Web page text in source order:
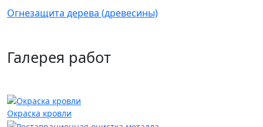
Огнезащита дерева (древесины)
Галерея работ
Окраска кровли